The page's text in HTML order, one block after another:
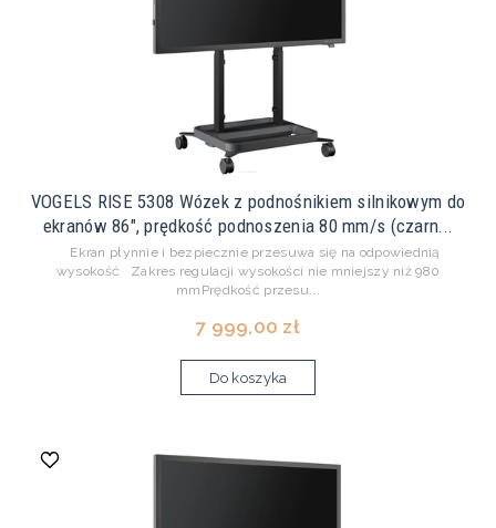
VOGELS RISE 5308 Wózek z podnośnikiem silnikowym do
ekranów 86", prędkość podnoszenia 80 mm/s (czarn...
Ekran płynnie i bezpiecznie przesuwa się na odpowiednią
wysokość Zakres regulacji wysokości nie mniejszy niż 980
mmPrędkość przesu...
7 999,00 zł
Do koszyka